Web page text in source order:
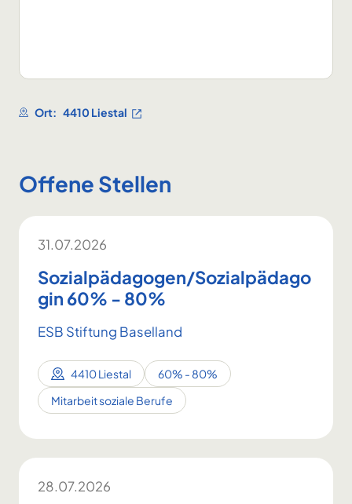
Ort: 4410 Liestal
Offene Stellen
31.07.2026
Sozialpädagogen/Sozialpädago
gin 60% - 80%
ESB Stiftung Baselland
4410 Liestal
60% - 80%
Mitarbeit soziale Berufe
28.07.2026